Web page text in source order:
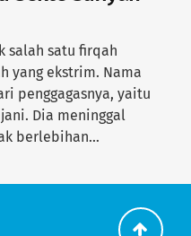
salah satu firqah
yang ekstrim. Nama
penggagasnya, yaitu
Dia meninggal
berlebihan…
Go